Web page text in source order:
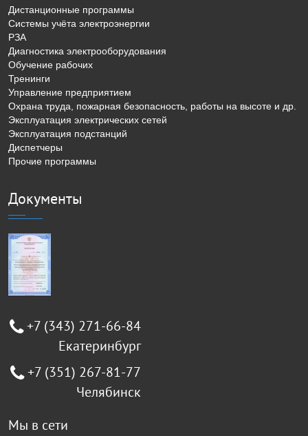
Дистанционные программы
Системы учёта электроэнергии
РЗА
Диагностика электрооборудования
Обучение рабочих
Тренинги
Управление предприятием
Охрана труда, пожарная безопасность, работы на высоте и др.
Эксплуатация электрических сетей
Эксплуатация подстанций
Диспетчеры
Прочие программы
Документы
+7 (343) 271-66-84
Екатеринбург
+7 (351) 267-81-77
Челябинск
Мы в сети